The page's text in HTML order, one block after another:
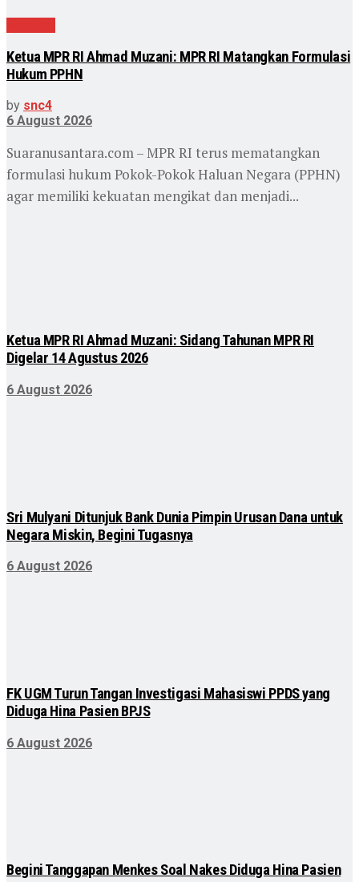
Ketua MPR RI Ahmad Muzani: MPR RI Matangkan Formulasi
Hukum PPHN
by snc4
6 August 2026
Suaranusantara.com – MPR RI terus mematangkan
formulasi hukum Pokok-Pokok Haluan Negara (PPHN)
agar memiliki kekuatan mengikat dan menjadi...
Ketua MPR RI Ahmad Muzani: Sidang Tahunan MPR RI
Digelar 14 Agustus 2026
6 August 2026
Sri Mulyani Ditunjuk Bank Dunia Pimpin Urusan Dana untuk
Negara Miskin, Begini Tugasnya
6 August 2026
FK UGM Turun Tangan Investigasi Mahasiswi PPDS yang
Diduga Hina Pasien BPJS
6 August 2026
Begini Tanggapan Menkes Soal Nakes Diduga Hina Pasien